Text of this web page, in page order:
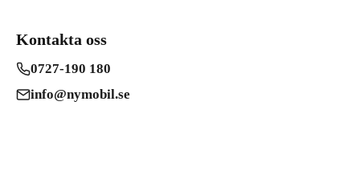
Kontakta oss
0727-190 180
info@nymobil.se